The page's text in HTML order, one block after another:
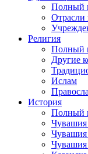
Полный
Отрасли
Религия
Полный
Другие
Ислам
История
Полный
Чувашия
Чувашия
Чувашия